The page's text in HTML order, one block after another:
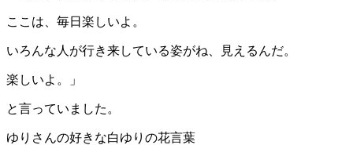
ここは、毎日楽しいよ。
いろんな人が行き来している姿がね、見えるんだ。
楽しいよ。」
と言っていました。
ゆりさんの好きな白ゆりの花言葉